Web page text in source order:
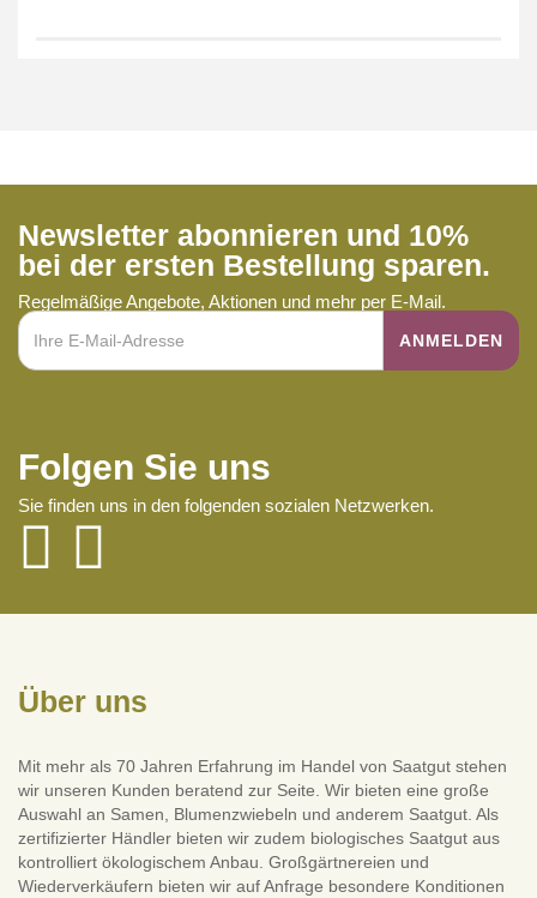
Newsletter abonnieren und 10%
bei der ersten Bestellung sparen.
Regelmäßige Angebote, Aktionen und mehr per E-Mail.
Folgen Sie uns
Sie finden uns in den folgenden sozialen Netzwerken.
Über uns
Mit mehr als 70 Jahren Erfahrung im Handel von Saatgut stehen
wir unseren Kunden beratend zur Seite. Wir bieten eine große
Auswahl an Samen, Blumenzwiebeln und anderem Saatgut. Als
zertifizierter Händler bieten wir zudem biologisches Saatgut aus
kontrolliert ökologischem Anbau. Großgärtnereien und
Wiederverkäufern bieten wir auf Anfrage besondere Konditionen